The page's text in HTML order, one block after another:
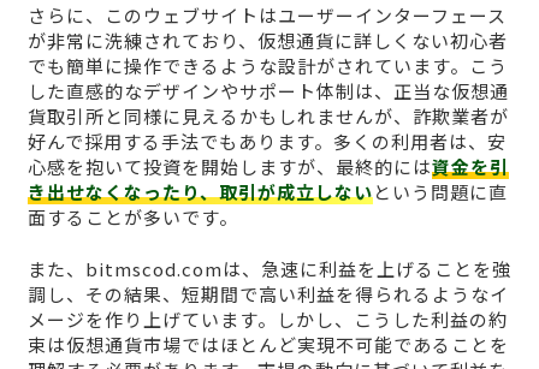
さらに、このウェブサイトはユーザーインターフェース
が非常に洗練されており、仮想通貨に詳しくない初心者
でも簡単に操作できるような設計がされています。こう
した直感的なデザインやサポート体制は、正当な仮想通
貨取引所と同様に見えるかもしれませんが、詐欺業者が
好んで採用する手法でもあります。多くの利用者は、安
心感を抱いて投資を開始しますが、最終的には資金を引
き出せなくなったり、取引が成立しないという問題に直
面することが多いです。
また、bitmscod.comは、急速に利益を上げることを強
調し、その結果、短期間で高い利益を得られるようなイ
メージを作り上げています。しかし、こうした利益の約
束は仮想通貨市場ではほとんど実現不可能であることを